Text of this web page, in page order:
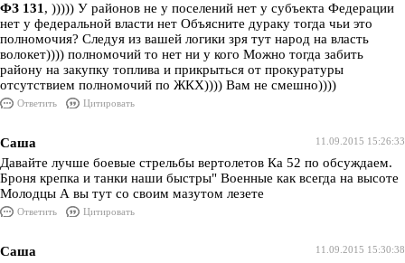
ФЗ 131 , ))))) У районов не у поселений нет у субъекта Федерации
нет у федеральной власти нет Объясните дураку тогда чьи это
полномочия? Следуя из вашей логики зря тут народ на власть
волокет)))) полномочий то нет ни у кого Можно тогда забить
району на закупку топлива и прикрыться от прокуратуры
отсутствием полномочий по ЖКХ)))) Вам не смешно))))
Ответить Цитировать
11.09.2015 15:26:33
Саша
Давайте лучше боевые стрельбы вертолетов Ка 52 по обсуждаем.
Броня крепка и танки наши быстры" Военные как всегда на высоте
Молодцы А вы тут со своим мазутом лезете
Ответить Цитировать
11.09.2015 15:30:38
Саша